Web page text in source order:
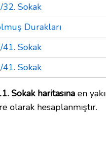
32. Sokak
Durakları
41. Sokak
41. Sokak
Sokak haritasına en
olarak hesaplanmıştır.